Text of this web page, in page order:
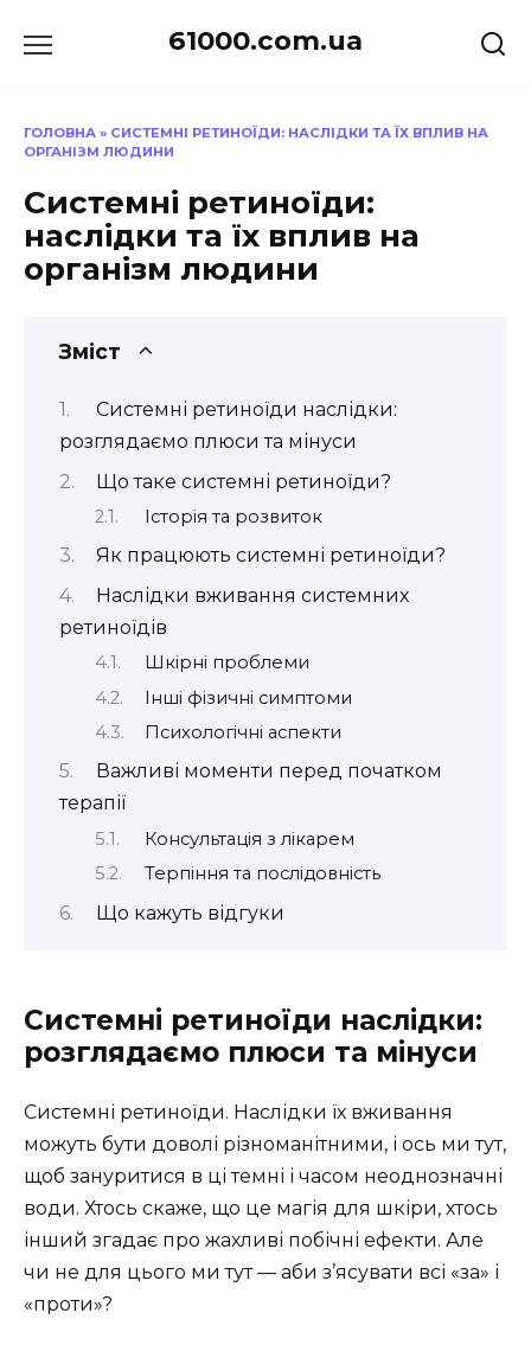
до
61000.com.ua
ГОЛОВНА » СИСТЕМНІ РЕТИНОЇДИ: НАСЛІДКИ ТА ЇХ ВПЛИВ НА
ОРГАНІЗМ ЛЮДИНИ
Системні ретиноїди:
наслідки та їх вплив на
організм людини
Зміст
Системні ретиноїди наслідки:
розглядаємо плюси та мінуси
Що таке системні ретиноїди?
Історія та розвиток
Як працюють системні ретиноїди?
Наслідки вживання системних
ретиноїдів
Шкірні проблеми
Інші фізичні симптоми
Психологічні аспекти
Важливі моменти перед початком
терапії
Консультація з лікарем
Терпіння та послідовність
Що кажуть відгуки
Системні ретиноїди наслідки:
розглядаємо плюси та мінуси
Системні ретиноїди. Наслідки їх вживання
можуть бути доволі різноманітними, і ось ми тут,
щоб зануритися в ці темні і часом неоднозначні
води. Хтось скаже, що це магія для шкіри, хтось
інший згадає про жахливі побічні ефекти. Але
чи не для цього ми тут — аби з’ясувати всі «за» і
«проти»?